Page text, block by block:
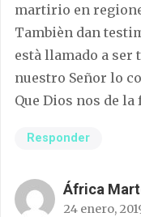
martirio en
Tambièn dan
està llamado a ser
nuestro Señor lo
Que Dios nos de
Responder
África
24 enero,